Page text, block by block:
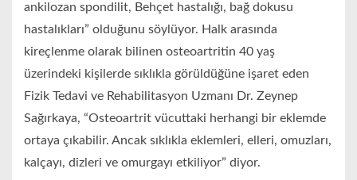
ankilozan spondilit, Behçet hastalığı, bağ dokusu
hastalıkları” olduğunu söylüyor. Halk arasında
kireçlenme olarak bilinen osteoartritin 40 yaş
üzerindeki kişilerde sıklıkla görüldüğüne işaret eden
Fizik Tedavi ve Rehabilitasyon Uzmanı Dr. Zeynep
Sağırkaya, “Osteoartrit vücuttaki herhangi bir eklemde
ortaya çıkabilir. Ancak sıklıkla eklemleri, elleri, omuzları,
kalçayı, dizleri ve omurgayı etkiliyor” diyor.